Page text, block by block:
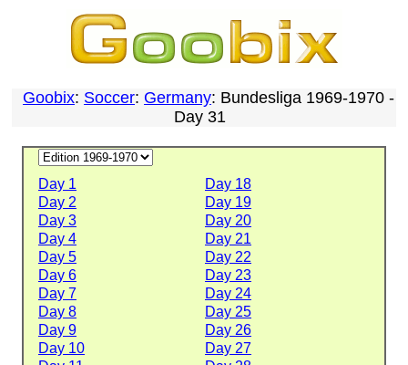
Goobix: Soccer: Germany: Bundesliga 1969-1970 -
Day 31
Day 1
Day 18
Day 2
Day 19
Day 3
Day 20
Day 4
Day 21
Day 5
Day 22
Day 6
Day 23
Day 7
Day 24
Day 8
Day 25
Day 9
Day 26
Day 10
Day 27